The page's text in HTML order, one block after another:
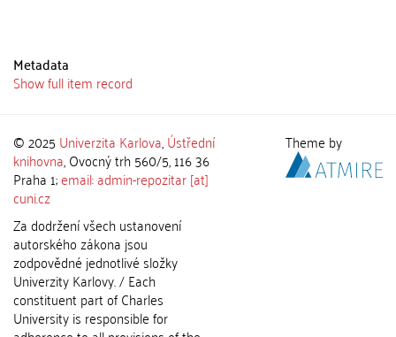
Metadata
Show full item record
© 2025 Univerzita Karlova,Ústřední
knihovna, Ovocný trh 560/5, 116 36
Praha 1;email: admin-repozitar [at]
cuni.cz
Za dodržení všech ustanovení
autorského zákona jsou
zodpovědné jednotlivé složky
Univerzity Karlovy. / Each
constituent part of Charles
University is responsible for
Theme by